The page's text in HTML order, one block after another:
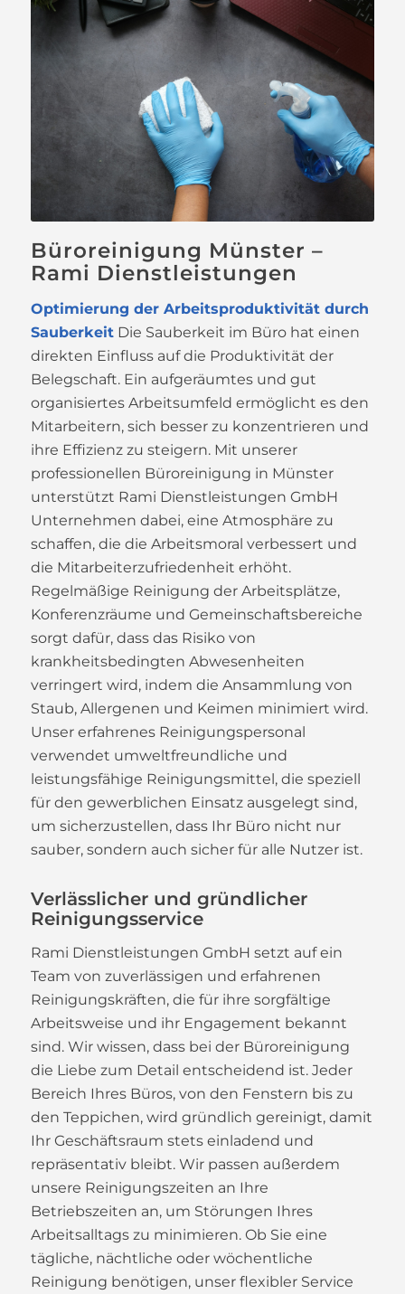
Büroreinigung Münster –
Rami Dienstleistungen
Optimierung der Arbeitsproduktivität durch
SauberkeitDie Sauberkeit im Büro hat einen
direkten Einfluss auf die Produktivität der
Belegschaft. Ein aufgeräumtes und gut
organisiertes Arbeitsumfeld ermöglicht es den
Mitarbeitern, sich besser zu konzentrieren und
ihre Effizienz zu steigern. Mit unserer
professionellen Büroreinigung in Münster
unterstützt Rami Dienstleistungen GmbH
Unternehmen dabei, eine Atmosphäre zu
schaffen, die die Arbeitsmoral verbessert und
die Mitarbeiterzufriedenheit erhöht.
Regelmäßige Reinigung der Arbeitsplätze,
Konferenzräume und Gemeinschaftsbereiche
sorgt dafür, dass das Risiko von
krankheitsbedingten Abwesenheiten
verringert wird, indem die Ansammlung von
Staub, Allergenen und Keimen minimiert wird.
Unser erfahrenes Reinigungspersonal
verwendet umweltfreundliche und
leistungsfähige Reinigungsmittel, die speziell
für den gewerblichen Einsatz ausgelegt sind,
um sicherzustellen, dass Ihr Büro nicht nur
sauber, sondern auch sicher für alle Nutzer ist.
Verlässlicher und gründlicher
Reinigungsservice
Rami Dienstleistungen GmbH setzt auf ein
Team von zuverlässigen und erfahrenen
Reinigungskräften, die für ihre sorgfältige
Arbeitsweise und ihr Engagement bekannt
sind. Wir wissen, dass bei der Büroreinigung
die Liebe zum Detail entscheidend ist. Jeder
Bereich Ihres Büros, von den Fenstern bis zu
den Teppichen, wird gründlich gereinigt, damit
Ihr Geschäftsraum stets einladend und
repräsentativ bleibt. Wir passen außerdem
unsere Reinigungszeiten an Ihre
Betriebszeiten an, um Störungen Ihres
Arbeitsalltags zu minimieren. Ob Sie eine
tägliche, nächtliche oder wöchentliche
Reinigung benötigen, unser flexibler Service